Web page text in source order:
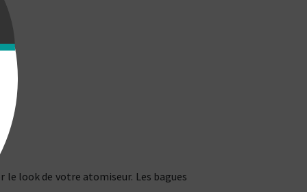
look de votre atomiseur. Les bagues